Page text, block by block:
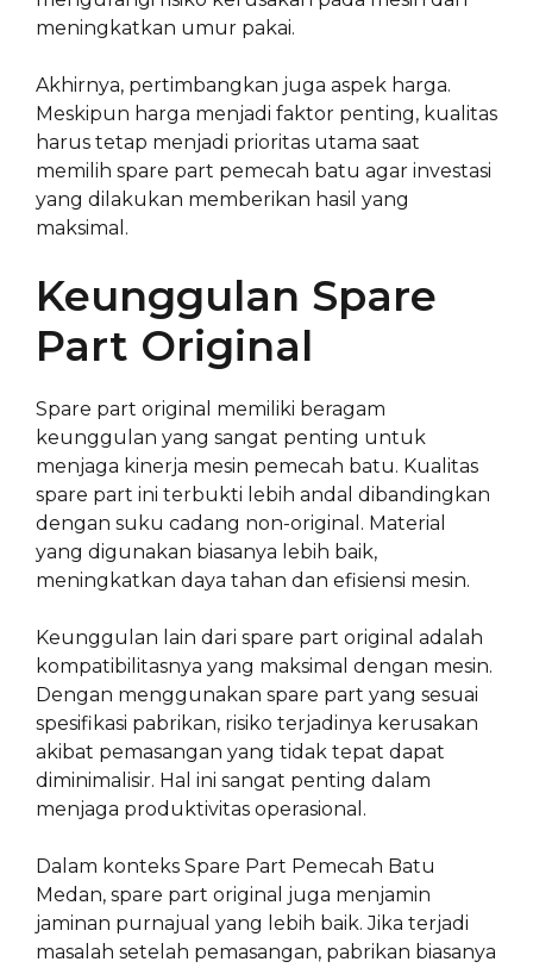
meningkatkan umur pakai.
Akhirnya, pertimbangkan juga aspek harga.
Meskipun harga menjadi faktor penting, kualitas
harus tetap menjadi prioritas utama saat
memilih spare part pemecah batu agar investasi
yang dilakukan memberikan hasil yang
maksimal.
Keunggulan Spare
Part Original
Spare part original memiliki beragam
keunggulan yang sangat penting untuk
menjaga kinerja mesin pemecah batu. Kualitas
spare part ini terbukti lebih andal dibandingkan
dengan suku cadang non-original. Material
yang digunakan biasanya lebih baik,
meningkatkan daya tahan dan efisiensi mesin.
Keunggulan lain dari spare part original adalah
kompatibilitasnya yang maksimal dengan mesin.
Dengan menggunakan spare part yang sesuai
spesifikasi pabrikan, risiko terjadinya kerusakan
akibat pemasangan yang tidak tepat dapat
diminimalisir. Hal ini sangat penting dalam
menjaga produktivitas operasional.
Dalam konteks Spare Part Pemecah Batu
Medan, spare part original juga menjamin
jaminan purnajual yang lebih baik. Jika terjadi
masalah setelah pemasangan, pabrikan biasanya